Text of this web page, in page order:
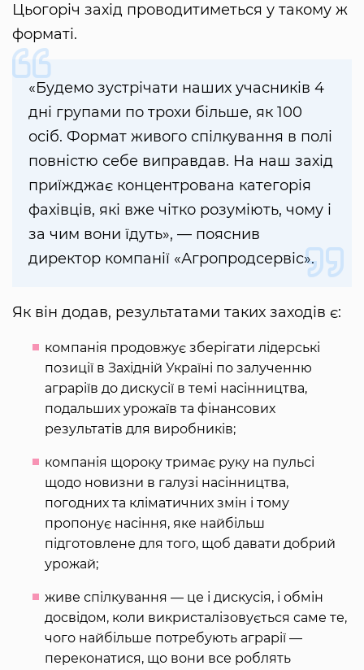
Цьогоріч захід проводитиметься у такому ж
форматі.
«Будемо зустрічати наших учасників 4
дні групами по трохи більше, як 100
осіб. Формат живого спілкування в полі
повністю себе виправдав. На наш захід
приїжджає концентрована категорія
фахівців, які вже чітко розуміють, чому і
за чим вони їдуть», — пояснив
директор компанії «Агропродсервіс».
Як він додав, результатами таких заходів є:
компанія продовжує зберігати лідерські
позиції в Західній Україні по залученню
аграріїв до дискусії в темі насінництва,
подальших урожаїв та фінансових
результатів для виробників;
компанія щороку тримає руку на пульсі
щодо новизни в галузі насінництва,
погодних та кліматичних змін і тому
пропонує насіння, яке найбільш
підготовлене для того, щоб давати добрий
урожай;
живе спілкування — це і дискусія, і обмін
досвідом, коли викристалізовується саме те,
чого найбільше потребують аграрії —
переконатися, що вони все роблять